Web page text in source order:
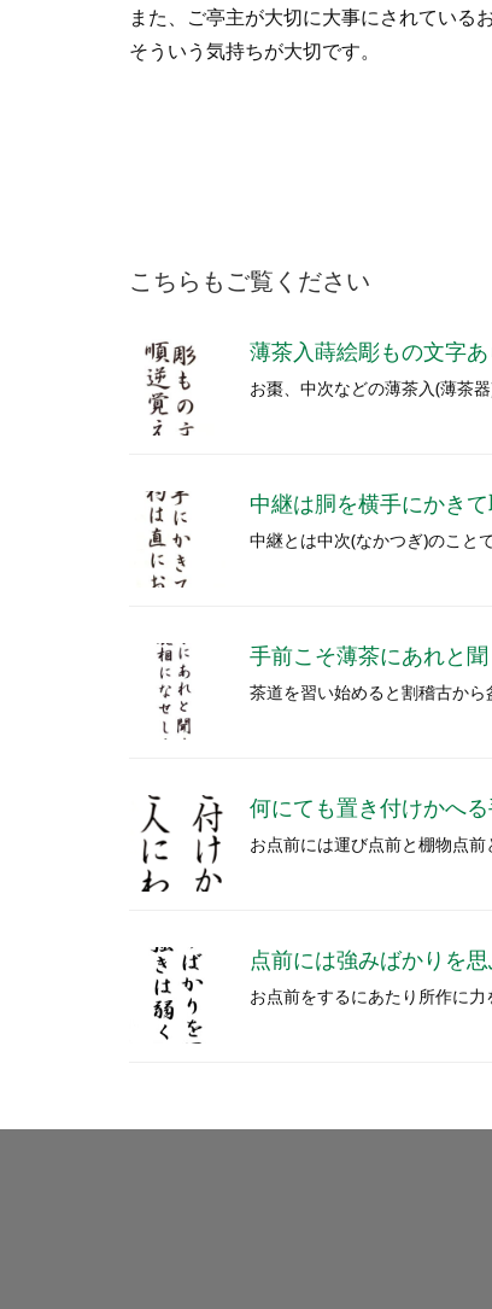
また、ご亭主が大切に大事にされている
そういう気持ちが大切です。
こちらもご覧ください
薄茶入蒔絵彫もの文字
お棗、中次などの薄茶入(薄茶
中継は胴を横手にかき
中継とは中次(なかつぎ)のこと
手前こそ薄茶にあれと
茶道を習い始めると割稽古か
何にても置き付けかへ
お点前には運び点前と棚物点
点前には強みばかりを
お点前をするにあたり所作に